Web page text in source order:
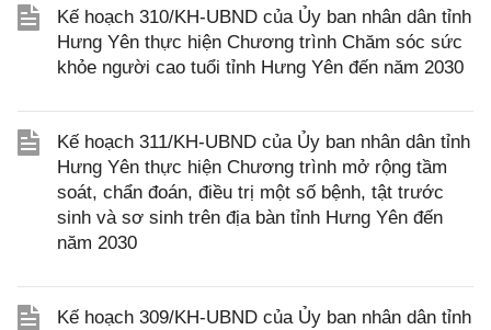
Kế hoạch 310/KH-UBND của Ủy ban nhân dân tỉnh
Hưng Yên thực hiện Chương trình Chăm sóc sức
khỏe người cao tuổi tỉnh Hưng Yên đến năm 2030
Kế hoạch 311/KH-UBND của Ủy ban nhân dân tỉnh
Hưng Yên thực hiện Chương trình mở rộng tầm
soát, chẩn đoán, điều trị một số bệnh, tật trước
sinh và sơ sinh trên địa bàn tỉnh Hưng Yên đến
năm 2030
Kế hoạch 309/KH-UBND của Ủy ban nhân dân tỉnh